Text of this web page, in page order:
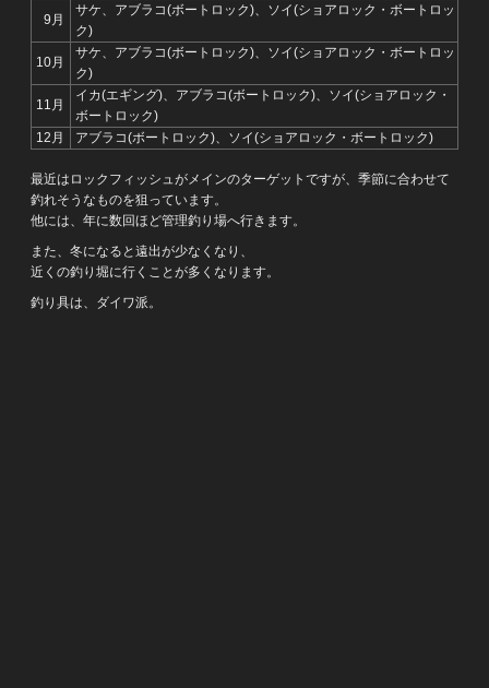
9月
サケ、アブラコ(ボートロック)、ソイ(ショアロック・ボートロッ
ク)
10月
サケ、アブラコ(ボートロック)、ソイ(ショアロック・ボートロッ
ク)
11月
イカ(エギング)、アブラコ(ボートロック)、ソイ(ショアロック・
ボートロック)
12月
アブラコ(ボートロック)、ソイ(ショアロック・ボートロック)
最近はロックフィッシュがメインのターゲットですが、季節に合わせて
釣れそうなものを狙っています。
他には、年に数回ほど管理釣り場へ行きます。
また、冬になると遠出が少なくなり、
近くの釣り堀に行くことが多くなります。
釣り具は、ダイワ派。